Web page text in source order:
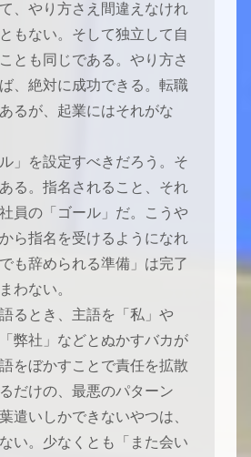
、やり方さえ間違えなけれ
もない。そして独立して自
とも同じである。やり方さ
、絶対に成功できる。転職
るが、起業にはそれがな
」を設定すべきだろう。そ
る。指名されること、それ
員の「ゴール」だ。こうや
ら指名を受けるようになれ
も辞められる準備」は完了
わない。
るとき、主語を「私」や
弊社」などとぬかすバカが
をぼかすことで責任を拡散
だけの、最悪のパターン
遣いしかできないやつは、
い。少なくとも「また会い